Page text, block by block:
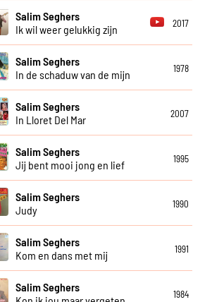
Salim Seghers
Ik wil weer gelukkig zijn
2017
Salim Seghers
In de schaduw van de mijn
1978
Salim Seghers
In Lloret Del Mar
2007
Salim Seghers
Jij bent mooi jong en lief
1995
Salim Seghers
Judy
1990
Salim Seghers
Kom en dans met mij
1991
Salim Seghers
1984